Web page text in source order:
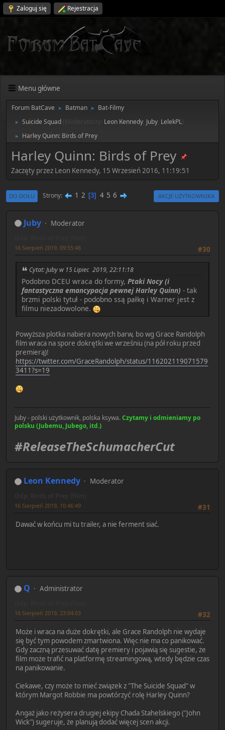
Zaloguj się Rejestracja
Menu główne
Forum BatCave ► Batman ► Bat-Filmy
► Suicide Squad Leon Kennedy Juby LelekPL
► Harley Quinn: Birds of Prey
Harley Quinn: Birds of Prey
Zaczęty przez Leon Kennedy, 15 Wrzesień 2016, 11:19:51
DO DOŁU Strony 1 2 3 4 5 6 AKCJE UŻYTKOWNIKA
Juby Moderator
#30
16 Sierpień 2019, 09:55:48
Cytat: Juby w 15 Lipiec 2019, 22:11:18
Podobno DCEU wraca do formy, Ptaki Nocy (i
fantastyczna emancypacja pewnej Harley Quinn) - tak
brzmi polski tytuł - podobno ssą pałkę i Warner jest z
filmu niezadowolone.
Powyższa plotka nabiera nowych barw, bo wg Grace Randolph
film wraca na spore dokrętki we wrześniu (na pół roku przed
premierą)!
https://twitter.com/GraceRandolph/status/116202119071579
3411?s=19
Juby - polski użytkownik, polska ksywa.Czytamy i odmieniamy po
polsku (Jubemu, Jubego, itd.)
#ReleaseTheSchumacherCut
Leon Kennedy Moderator
#31
16 Sierpień 2019, 10:46:49
Dawać w końcu mi tu trailer, a nie ferment siać.
Q Administrator
#32
16 Sierpień 2019, 23:04:03
Może i wraca na duże dokrętki, ale Grace Randolph nie wydaje
się być tym powodem zmartwiona. Więc nie ma co panikować.
Gdy zaczną przesuwać datę premiery i pojawią się sugestie, że
film może trafić na platformę streamingową, wtedy będzie czas
na panikowanie.
Ciekawe, czy może to mieć związek z "The Suicide Squad" w
którym Margot Robbie ma powtórzyć rolę Harley Quinn?
Angaż jako reżysera drugiej ekipy Chada Stahelskiego ("John
Wick") sugeruje, że planują dodać więcej scen akcji.